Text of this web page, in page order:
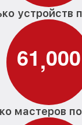
устройств
61,000
мастеров